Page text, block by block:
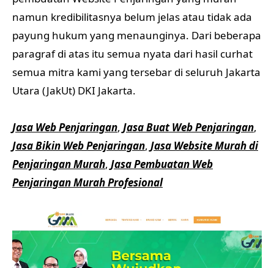
namun kredibilitasnya belum jelas atau tidak ada
payung hukum yang menaunginya. Dari beberapa
paragraf di atas itu semua nyata dari hasil curhat
semua mitra kami yang tersebar di seluruh Jakarta
Utara (JakUt) DKI Jakarta.
Jasa Web Penjaringan, Jasa Buat Web Penjaringan,
Jasa Bikin Web Penjaringan, Jasa Website Murah di
Penjaringan Murah, Jasa Pembuatan Web
Penjaringan Murah Profesional